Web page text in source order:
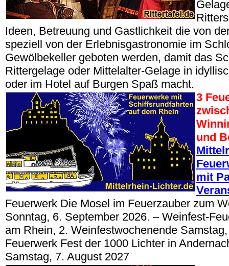
Ideen, Betreuung und Gastlichkeit die von
speziell von der Erlebnisgastronomie im
Gewölbekeller geboten werden, damit das
Rittergelage oder Mittelalter-Gelage in
oder im Hotel auf Burgen Spaß macht.
3
und
mit
Feuerwerk Die Mosel im Feuerzauber zum
Sonntag, 6. September 2026. – Weinfest-
am Rhein, 2. Weinfestwochenende
Feuerwerk Fest der 1000 Lichter in
Samstag, 7. August 2027